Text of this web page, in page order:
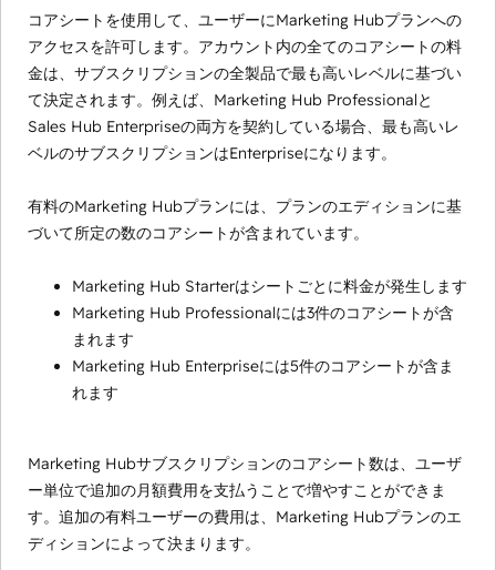
コアシートを使用して、ユーザーにMarketing Hubプランへの
アクセスを許可します。アカウント内の全てのコアシートの料
金は、サブスクリプションの全製品で最も高いレベルに基づい
て決定されます。例えば、Marketing Hub Professionalと
Sales Hub Enterpriseの両方を契約している場合、最も高いレ
ベルのサブスクリプションはEnterpriseになります。
有料のMarketing Hubプランには、プランのエディションに基
づいて所定の数のコアシートが含まれています。
Marketing Hub Starterはシートごとに料金が発生します
Marketing Hub Professionalには3件のコアシートが含
まれます
Marketing Hub Enterpriseには5件のコアシートが含ま
れます
Marketing Hubサブスクリプションのコアシート数は、ユーザ
ー単位で追加の月額費用を支払うことで増やすことができま
す。追加の有料ユーザーの費用は、Marketing Hubプランのエ
ディションによって決まります。